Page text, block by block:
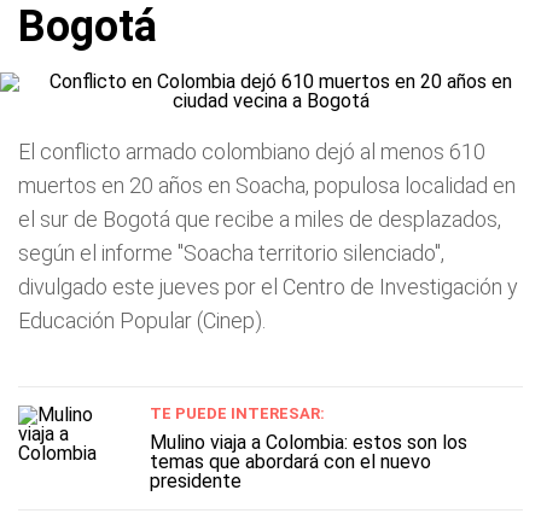
Bogotá
El conflicto armado colombiano dejó al menos 610
muertos en 20 años en Soacha, populosa localidad en
el sur de Bogotá que recibe a miles de desplazados,
según el informe "Soacha territorio silenciado",
divulgado este jueves por el Centro de Investigación y
Educación Popular (Cinep).
TE PUEDE INTERESAR:
Mulino viaja a Colombia: estos son los
temas que abordará con el nuevo
presidente